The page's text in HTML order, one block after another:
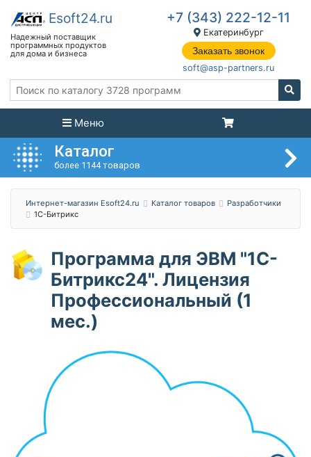
+7 (343) 222-12-11
Екатеринбург
Заказать звонок
soft@asp-partners.ru
Меню
Каталог
более 1144 товаров
Интернет-магазин Esoft24.ru Каталог товаров
Разработчики
1С-Битрикс
Программа для ЭВМ "1С-
Битрикс24". Лицензия
Профессиональный (1
мес.)